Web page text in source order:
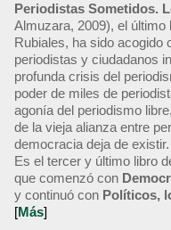
Periodistas Sometidos.
Almuzara, 2009), el
Rubiales, ha sido acogido
periodistas y ciudadanos
profunda crisis del
poder de miles de
agonía del periodismo
de la vieja alianza entre
democracia deja de existir.
Es el tercer y último libro
que comenzó con
y continuó con Políticos,
[Más]